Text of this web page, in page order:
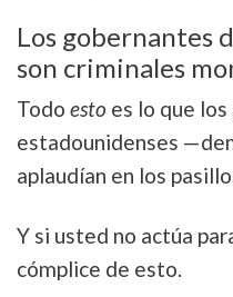
Los gobernantes
son criminales
Todo esto es lo que
estadounidenses
aplaudían en los
Y si usted no actúa
cómplice de esto.